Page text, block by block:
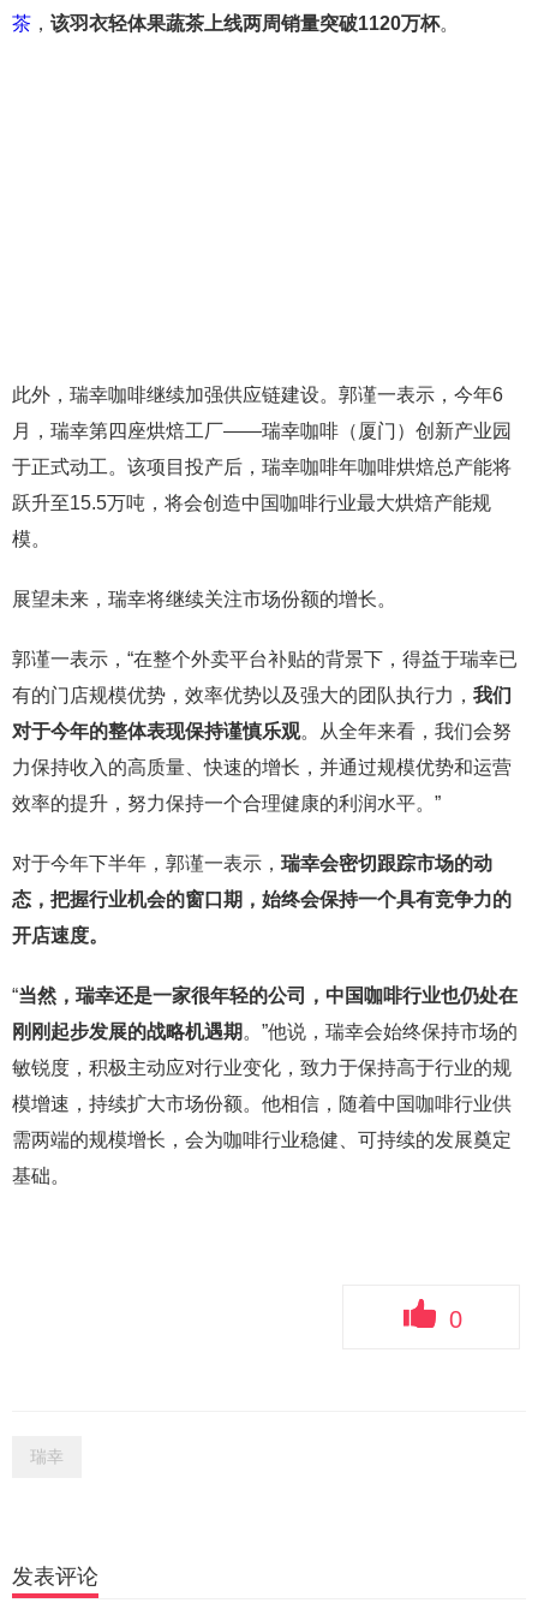
茶 ， 该羽衣轻体果蔬茶上线两周销量突破1120万杯。
此外，瑞幸咖啡继续加强供应链建设。郭谨一表示，今年6
月，瑞幸第四座烘焙工厂——瑞幸咖啡（厦门）创新产业园
于正式动工。该项目投产后，瑞幸咖啡年咖啡烘焙总产能将
跃升至15.5万吨，将会创造中国咖啡行业最大烘焙产能规
模。
展望未来，瑞幸将继续关注市场份额的增长。
郭谨一表示，“在整个外卖平台补贴的背景下，得益于瑞幸已
有的门店规模优势，效率优势以及强大的团队执行力， 我们
对于今年的整体表现保持谨慎乐观。从全年来看，我们会努
力保持收入的高质量、快速的增长，并通过规模优势和运营
效率的提升，努力保持一个合理健康的利润水平。”
对于今年下半年，郭谨一表示， 瑞幸会密切跟踪市场的动
态，把握行业机会的窗口期，始终会保持一个具有竞争力的
开店速度。
“当然，瑞幸还是一家很年轻的公司，中国咖啡行业也仍处在
刚刚起步发展的战略机遇期。”他说，瑞幸会始终保持市场的
敏锐度，积极主动应对行业变化，致力于保持高于行业的规
模增速，持续扩大市场份额。他相信，随着中国咖啡行业供
需两端的规模增长，会为咖啡行业稳健、可持续的发展奠定
基础。
0
瑞幸
发表评论